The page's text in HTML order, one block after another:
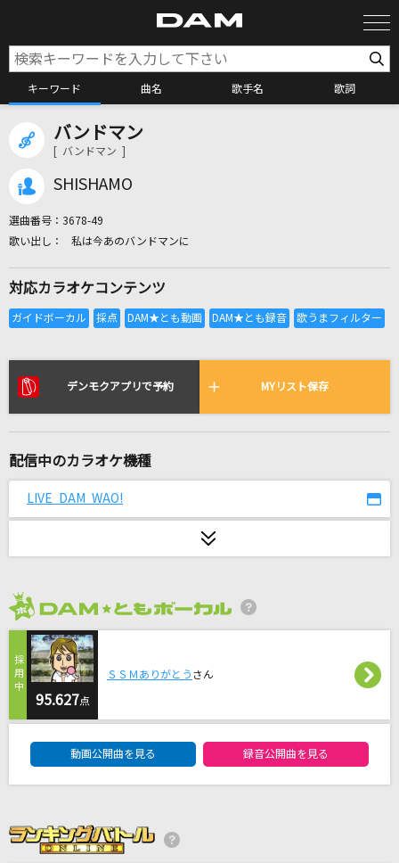
キーワード 曲名 歌手名 歌詞
全国りれき
YOASOBI
山下久美子
コイスルオトメ
いきものがかり
名前のない怪物
EGOIST
ナツマトペ
＝LOVE
みきとP
バンドマン
[ バンドマン ]
SHISHAMO
選曲番号： 3678-49
私は今あのバンドマンに
対応カラオケコンテンツ
デンモクアプリで予約 MYリスト保存
配信中のカラオケ機種
LIVE DAM WAO!
95.627点
ＳＳＭありがとう さん
動画公開曲を見る 録音公開曲を見る